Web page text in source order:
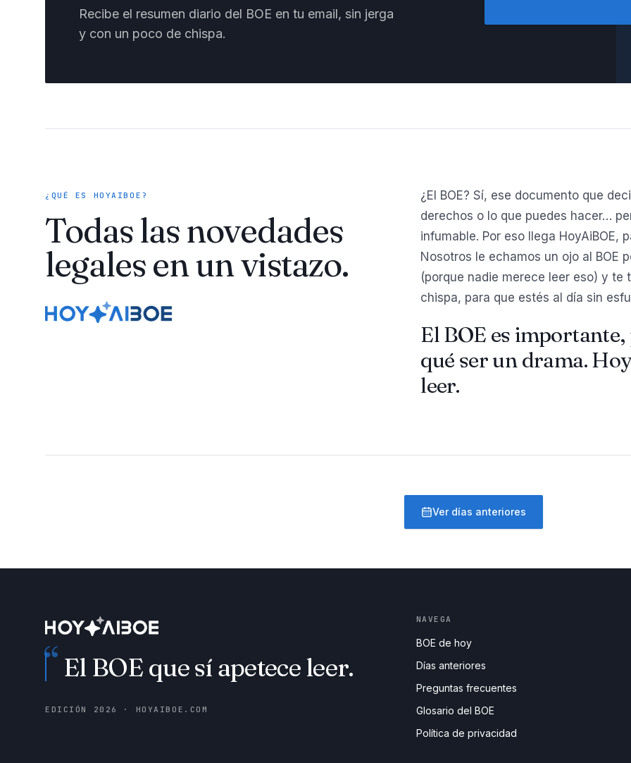
Recibe el resumen diario del BOE en tu email, sin jerga
y con un poco de chispa.
¿QUÉ ES HOYAIBOE?
Todas las novedades
legales en un vistazo.
¿El BOE? Sí, ese documento que
derechos o lo que puedes hacer…
infumable. Por eso llega HoyAiBOE,
Nosotros le echamos un ojo al BOE
(porque nadie merece leer eso) y
chispa, para que estés al día sin
El BOE es
qué ser un drama.
leer.
Ver días anteriores
“ El BOE que sí apetece leer.
EDICIÓN 2026 · HOYAIBOE.COM
NAVEGA
BOE de hoy
Días anteriores
Preguntas frecuentes
Glosario del BOE
Política de privacidad